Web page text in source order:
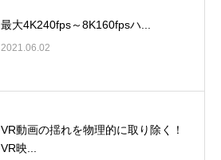
最大4K240fps～8K160fpsハ...
2021.06.02
VR動画の揺れを物理的に取り除く！
VR映...